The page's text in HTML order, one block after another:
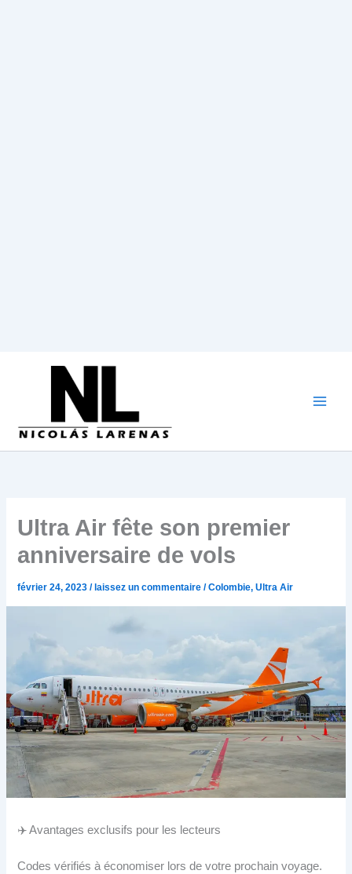
Ultra Air fête son premier
anniversaire de vols
février 24, 2023/ laissez un commentaire /Colombie,Ultra Air
✈️ Avantages exclusifs pour les lecteurs
Codes vérifiés à économiser lors de votre prochain voyage.